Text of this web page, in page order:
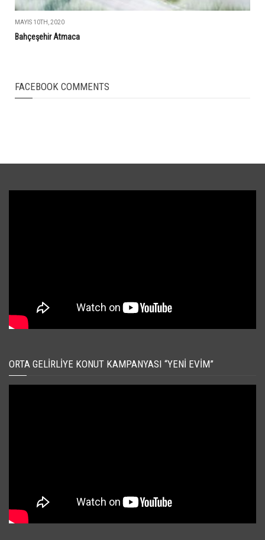
MAYIS 10TH, 2020
Bahçeşehir Atmaca
FACEBOOK COMMENTS
ORTA GELIRLIYE KONUT KAMPANYASI “YENI EVIM”